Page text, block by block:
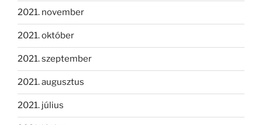
2021. november
2021. október
2021. szeptember
2021. augusztus
2021. július